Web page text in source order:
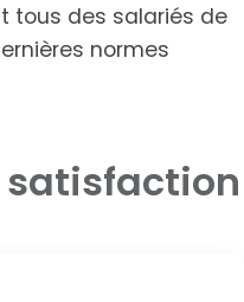
tous des salariés de
normes